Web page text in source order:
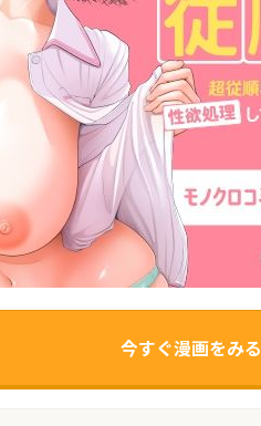
今すぐ漫画をみる